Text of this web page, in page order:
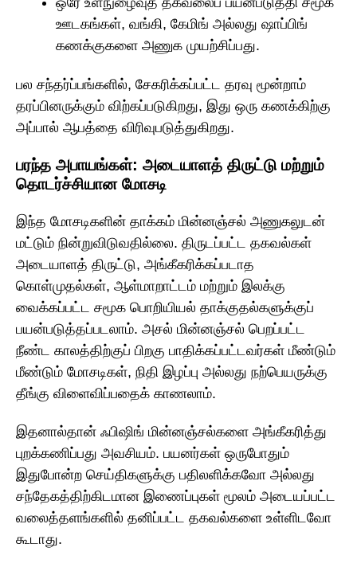
ஊடகங்கள், வங்கி, கேமிங் அல்லது ஷாப்பிங்
கணக்குகளை அணுக முயற்சிப்பது.
பல சந்தர்ப்பங்களில், சேகரிக்கப்பட்ட தரவு மூன்றாம்
தரப்பினருக்கும் விற்கப்படுகிறது, இது ஒரு கணக்கிற்கு
அப்பால் ஆபத்தை விரிவுபடுத்துகிறது.
பரந்த அபாயங்கள்: அடையாளத் திருட்டு மற்றும்
தொடர்ச்சியான மோசடி
இந்த மோசடிகளின் தாக்கம் மின்னஞ்சல் அணுகலுடன்
மட்டும் நின்றுவிடுவதில்லை. திருடப்பட்ட தகவல்கள்
அடையாளத் திருட்டு, அங்கீகரிக்கப்படாத
கொள்முதல்கள், ஆள்மாறாட்டம் மற்றும் இலக்கு
வைக்கப்பட்ட சமூக பொறியியல் தாக்குதல்களுக்குப்
பயன்படுத்தப்படலாம். அசல் மின்னஞ்சல் பெறப்பட்ட
நீண்ட காலத்திற்குப் பிறகு பாதிக்கப்பட்டவர்கள் மீண்டும்
மீண்டும் மோசடிகள், நிதி இழப்பு அல்லது நற்பெயருக்கு
தீங்கு விளைவிப்பதைக் காணலாம்.
இதனால்தான் ஃபிஷிங் மின்னஞ்சல்களை அங்கீகரித்து
புறக்கணிப்பது அவசியம். பயனர்கள் ஒருபோதும்
இதுபோன்ற செய்திகளுக்கு பதிலளிக்கவோ அல்லது
சந்தேகத்திற்கிடமான இணைப்புகள் மூலம் அடையப்பட்ட
வலைத்தளங்களில் தனிப்பட்ட தகவல்களை உள்ளிடவோ
கூடாது.